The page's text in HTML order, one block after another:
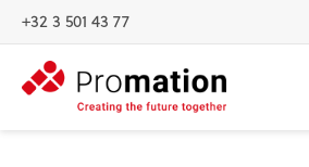
Naar inhoud
+32 3 501 43 77